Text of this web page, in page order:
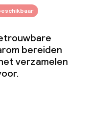
bereiden
verzamelen